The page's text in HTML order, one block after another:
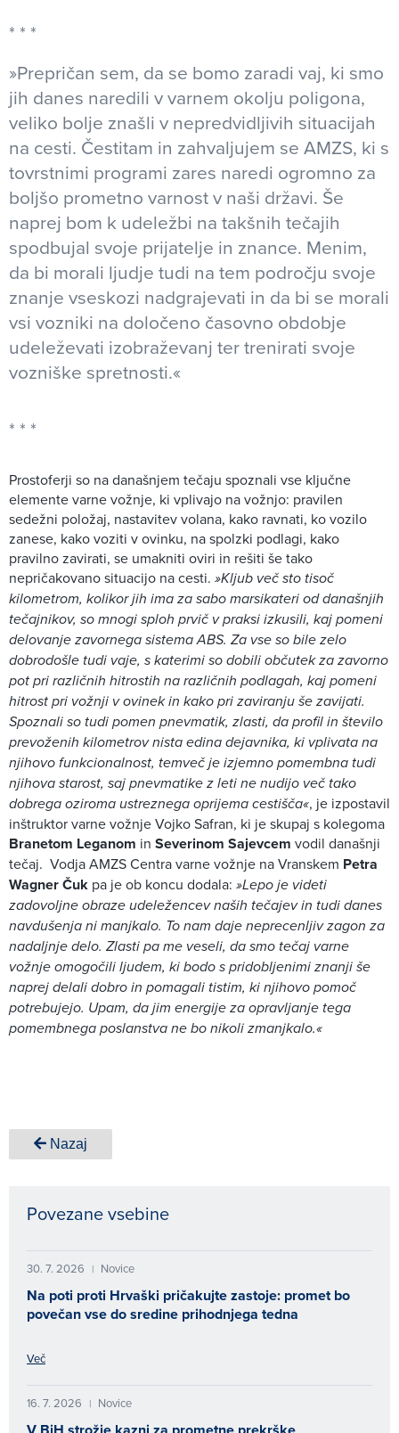
»Prepričan sem, da se bomo zaradi vaj, ki smo
jih danes naredili v varnem okolju poligona,
veliko bolje znašli v nepredvidljivih situacijah
na cesti. Čestitam in zahvaljujem se AMZS, ki s
tovrstnimi programi zares naredi ogromno za
boljšo prometno varnost v naši državi. Še
naprej bom k udeležbi na takšnih tečajih
spodbujal svoje prijatelje in znance. Menim,
da bi morali ljudje tudi na tem področju svoje
znanje vseskozi nadgrajevati in da bi se morali
vsi vozniki na določeno časovno obdobje
udeleževati izobraževanj ter trenirati svoje
vozniške spretnosti.«
Prostoferji so na današnjem tečaju spoznali vse ključne
elemente varne vožnje, ki vplivajo na vožnjo: pravilen
sedežni položaj, nastavitev volana, kako ravnati, ko vozilo
zanese, kako voziti v ovinku, na spolzki podlagi, kako
pravilno zavirati, se umakniti oviri in rešiti še tako
nepričakovano situacijo na cesti. »Kljub več sto tisoč
kilometrom, kolikor jih ima za sabo marsikateri od današnjih
tečajnikov, so mnogi sploh prvič v praksi izkusili, kaj pomeni
delovanje zavornega sistema ABS. Za vse so bile zelo
dobrodošle tudi vaje, s katerimi so dobili občutek za zavorno
pot pri različnih hitrostih na različnih podlagah, kaj pomeni
hitrost pri vožnji v ovinek in kako pri zaviranju še zavijati.
Spoznali so tudi pomen pnevmatik, zlasti, da profil in število
prevoženih kilometrov nista edina dejavnika, ki vplivata na
njihovo funkcionalnost, temveč je izjemno pomembna tudi
njihova starost, saj pnevmatike z leti ne nudijo več tako
dobrega oziroma ustreznega oprijema cestišča«, je izpostavil
inštruktor varne vožnje Vojko Safran, ki je skupaj s kolegoma
Branetom Leganom in Severinom Sajevcem vodil današnji
tečaj. Vodja AMZS Centra varne vožnje na Vranskem Petra
Wagner Čuk pa je ob koncu dodala: »Lepo je videti
zadovoljne obraze udeležencev naših tečajev in tudi danes
navdušenja ni manjkalo. To nam daje neprecenljiv zagon za
nadaljnje delo. Zlasti pa me veseli, da smo tečaj varne
vožnje omogočili ljudem, ki bodo s pridobljenimi znanji še
naprej delali dobro in pomagali tistim, ki njihovo pomoč
potrebujejo. Upam, da jim energije za opravljanje tega
pomembnega poslanstva ne bo nikoli zmanjkalo.«
Nazaj
Povezane vsebine
30. 7. 2026 | Novice
Na poti proti Hrvaški pričakujte zastoje: promet bo
povečan vse do sredine prihodnjega tedna
Več
16. 7. 2026 | Novice